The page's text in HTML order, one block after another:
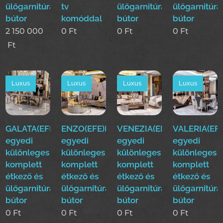
ülőgarnitúra
bútor
2 150 000
Ft
tv
komóddal
0 Ft
ülőgarnitúra
bútor
0 Ft
ülőgarnitúra
bútor
0 Ft
GALATA(EFE)Luxus
egyedi
különleges
komplett
étkező és
ülőgarnitúra
bútor
Luxus
0 Ft
ENZO(EFE)Luxus
egyedi
különleges
komplett
étkező és
ülőgarnitúra
bútor
Luxus
0 Ft
VENEZIA(EFE)Luxus
egyedi
különleges
komplett
étkező és
ülőgarnitúra
bútor
Luxus
0 Ft
egyedi
különleges
komplett
étkező és
ülőgarnitúra
bútor
Luxus
0 Ft